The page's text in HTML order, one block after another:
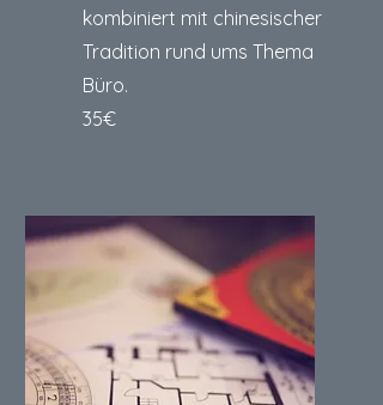
kombiniert mit chinesischer
Tradition rund ums Thema
Büro.
35€